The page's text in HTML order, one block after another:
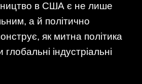
в США є не лише
а й політично
як митна політика
індустріальні